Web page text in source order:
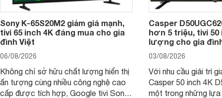
Sony K-65S20M2 giảm giá mạnh,
tivi 65 inch 4K đáng mua cho gia
đình Việt
06/08/2026
Không chỉ sở hữu chất lượng hiển thị
ấn tượng cùng nhiều công nghệ cao
cấp được tích hợp, Google tivi Sony
Casper
hơn 5 triệu, tivi 50
lượng cho gia
03/08/2026
Với nhu cầu giải trí
Casper 50 inch 4K
một trong những lựa